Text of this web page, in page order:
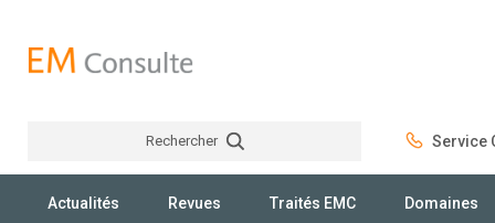
Rechercher Service
Actualités Revues Traités EMC Domaines